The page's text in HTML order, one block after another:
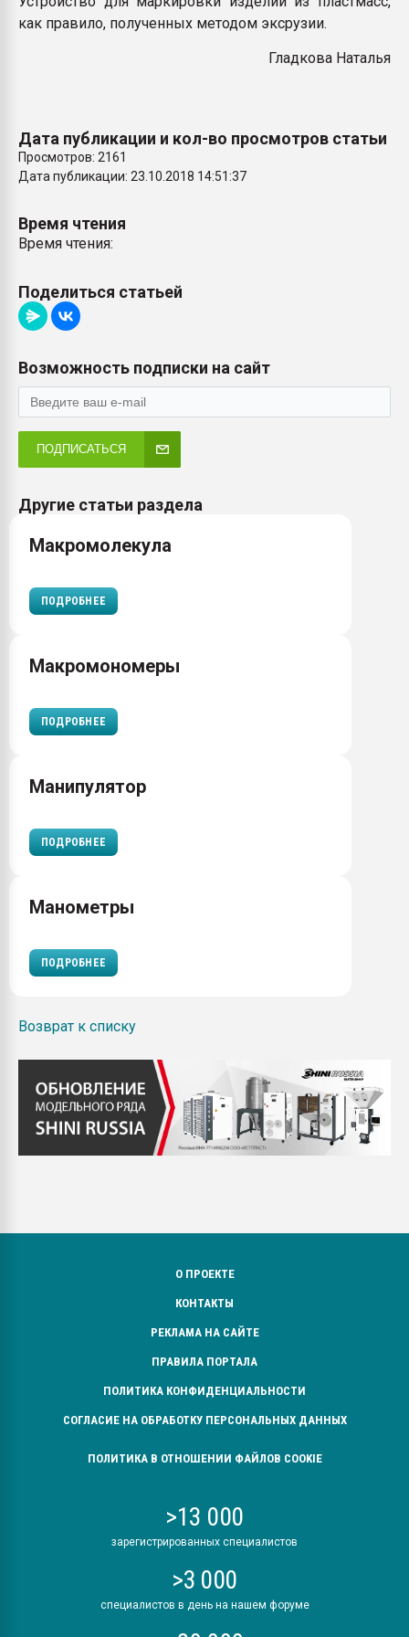
бутылок
как правило, полученных методом эксрузии.
Гладкова Наталья
Дата публикации и кол-во просмотров статьи
Просмотров: 2161
Дата публикации: 23.10.2018 14:51:37
Время чтения
Время чтения:
Поделиться статьей
Возможность подписки на сайт
ПОДПИСАТЬСЯ
Другие статьи раздела
Макромолекула
ПОДРОБНЕЕ
Макромономеры
ПОДРОБНЕЕ
Манипулятор
ПОДРОБНЕЕ
Манометры
ПОДРОБНЕЕ
Возврат к списку
О ПРОЕКТЕ
КОНТАКТЫ
РЕКЛАМА НА САЙТЕ
ПРАВИЛА ПОРТАЛА
ПОЛИТИКА КОНФИДЕНЦИАЛЬНОСТИ
СОГЛАСИЕ НА ОБРАБОТКУ ПЕРСОНАЛЬНЫХ ДАННЫХ
ПОЛИТИКА В ОТНОШЕНИИ ФАЙЛОВ COOKIE
>13 000
зарегистрированных специалистов
>3 000
специалистов в день на нашем форуме